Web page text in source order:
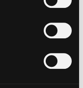
Per
dell’informativa
cliccando qui.